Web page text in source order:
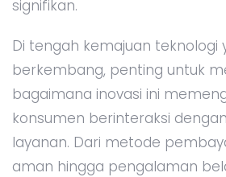
signifikan.
Di tengah kemajuan teknologi
berkembang, penting untuk
bagaimana inovasi ini
konsumen berinteraksi
layanan. Dari metode
aman hingga pengalaman